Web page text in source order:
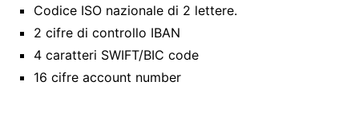
Codice ISO nazionale di 2 lettere.
2 cifre di controllo IBAN
4 caratteri SWIFT/BIC code
16 cifre account number